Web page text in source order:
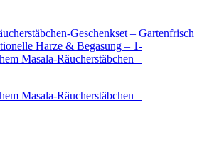
Masala-Räucherstäbchen –